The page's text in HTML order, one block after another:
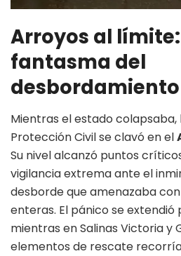
Arroyos al límite:
fantasma del
desbordamiento
Mientras el estado colapsaba,
Protección Civil se clavó en el
Su nivel alcanzó puntos
vigilancia extrema ante el
desborde que amenazaba
enteras. El pánico se
mientras en Salinas Victoria y
elementos de rescate